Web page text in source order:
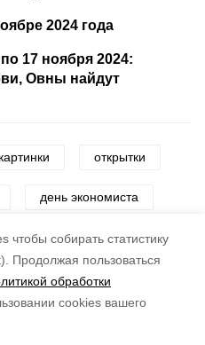
чтобы собирать статистику
Продолжая пользоваться
обработки
cookies вашего
2024 года
17 ноября 2024:
Овны найдут
картинки открытки
день экономиста